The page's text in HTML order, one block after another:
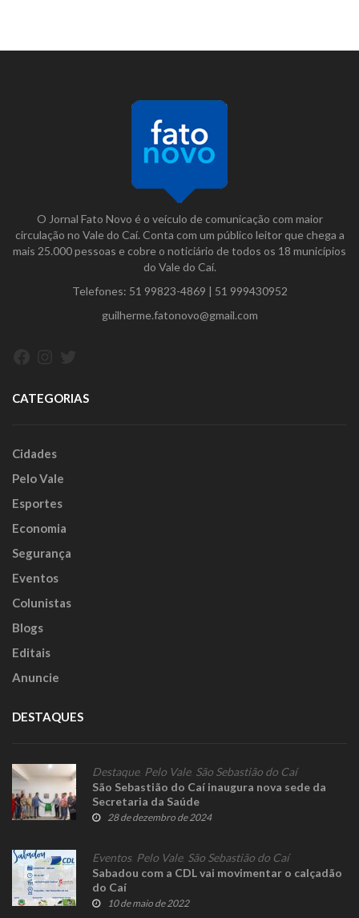
O Jornal Fato Novo é o veículo de comunicação com maior
circulação no Vale do Caí. Conta com um público leitor que chega a
mais 25.000 pessoas e cobre o noticiário de todos os 18 municípios
do Vale do Caí.
Telefones: 51 99823-4869 | 51 999430952
guilherme.fatonovo@gmail.com
CATEGORIAS
Cidades
Pelo Vale
Esportes
Economia
Segurança
Eventos
Colunistas
Blogs
Editais
Anuncie
DESTAQUES
Destaque, Pelo Vale, São Sebastião do Caí
São Sebastião do Caí inaugura nova sede da
Secretaria da Saúde
28 de dezembro de 2024
Eventos, Pelo Vale, São Sebastião do Caí
Sabadou com a CDL vai movimentar o calçadão
do Caí
10 de maio de 2022